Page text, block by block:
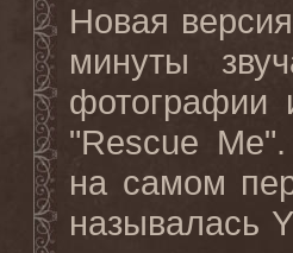
Новая
минуты
фотографии
"Rescue Me
на самом
называлась